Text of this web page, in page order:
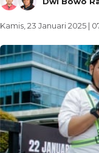
Kamis, 23 Januari 2025 |